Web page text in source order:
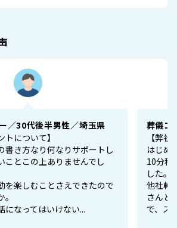
／30代後半男性／埼玉県
トについて】
書き方なり何なりサポートし
ことこの上ありませんでし
を楽しむことさえできたので
になってはいけない...
葬儀コ
【弊
はじめ
10分程
した。
他社転
さんと
で、ス